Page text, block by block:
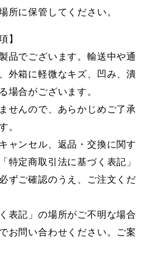
所に保管してください。
】
品でございます。輸送中や通
外箱に軽微なキズ、凹み、潰
場合がございます。
せんので、あらかじめご了承
。
ャンセル、返品・交換に関す
特定商取引法に基づく表記」
ずご確認のうえ、ご注文くだ
表記」の場所がご不明な場合
お問い合わせください。ご案